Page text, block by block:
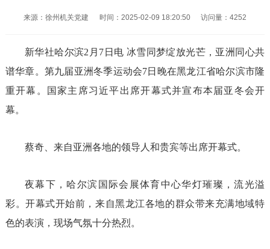
来源：徐州机关党建 时间：2025-02-09 18:20:50 访问量：4252
新华社哈尔滨2月7日电 冰雪同梦绽放光芒，亚洲同心共
谱华章。第九届亚洲冬季运动会7日晚在黑龙江省哈尔滨市隆
重开幕。国家主席习近平出席开幕式并宣布本届亚冬会开
幕。
蔡奇、来自亚洲各地的领导人和贵宾等出席开幕式。
夜幕下，哈尔滨国际会展体育中心华灯璀璨，流光溢
彩。开幕式开始前，来自黑龙江各地的群众带来充满地域特
色的表演，现场气氛十分热烈。